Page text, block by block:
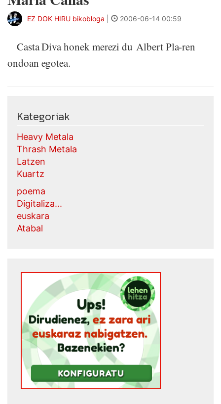
EZ DOK HIRU bikobloga 2006-06-14 00:59
Casta Diva honek merezi du Albert Pla-ren
ondoan egotea.
Kategoriak
Heavy Metala
Thrash Metala
Latzen
Kuartz
poema
Digitaliza...
euskara
Atabal